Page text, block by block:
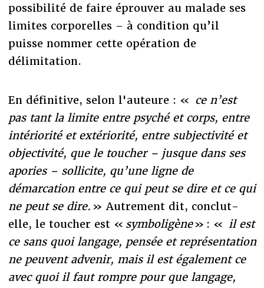
possibilité de faire éprouver au malade ses
limites corporelles – à condition qu’il
puisse nommer cette opération de
délimitation.
En définitive, selon l'auteure : « ce n’est
pas tant la limite entre psyché et corps, entre
intériorité et extériorité, entre subjectivité et
objectivité, que le toucher – jusque dans ses
apories – sollicite, qu’une ligne de
démarcation entre ce qui peut se dire et ce qui
ne peut se dire. » Autrement dit, conclut-
elle, le toucher est « symboligène» : « il est
ce sans quoi langage, pensée et représentation
ne peuvent advenir, mais il est également ce
avec quoi il faut rompre pour que langage,